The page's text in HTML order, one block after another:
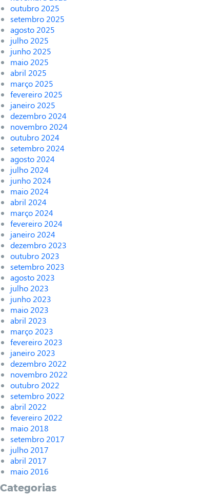
outubro 2025
setembro 2025
agosto 2025
julho 2025
junho 2025
maio 2025
abril 2025
março 2025
fevereiro 2025
janeiro 2025
dezembro 2024
novembro 2024
outubro 2024
setembro 2024
agosto 2024
julho 2024
junho 2024
maio 2024
abril 2024
março 2024
fevereiro 2024
janeiro 2024
dezembro 2023
outubro 2023
setembro 2023
agosto 2023
julho 2023
junho 2023
maio 2023
abril 2023
março 2023
fevereiro 2023
janeiro 2023
dezembro 2022
novembro 2022
outubro 2022
setembro 2022
abril 2022
fevereiro 2022
maio 2018
setembro 2017
julho 2017
abril 2017
maio 2016
Categorias